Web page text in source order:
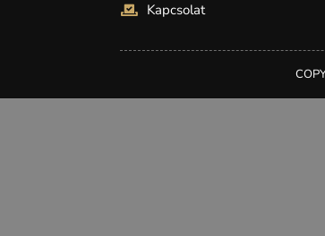
Kapcsolat